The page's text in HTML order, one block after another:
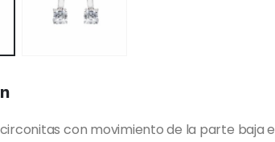
con movimiento de la parte baja